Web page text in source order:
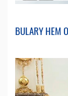
BULARY HEM